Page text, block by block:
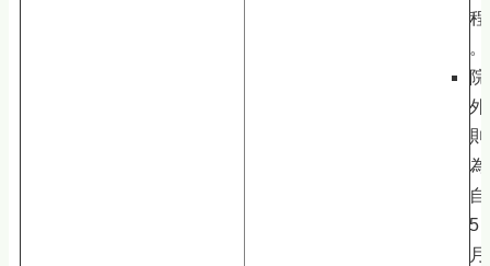
程
。
院
外
則
為
自
5
月